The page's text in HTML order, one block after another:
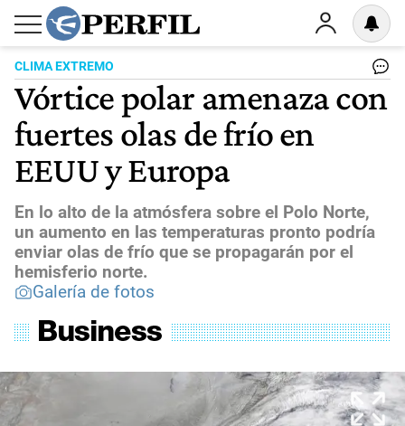
CLIMA EXTREMO
Vórtice polar amenaza con
fuertes olas de frío en
EEUU y Europa
En lo alto de la atmósfera sobre el Polo Norte,
un aumento en las temperaturas pronto podría
enviar olas de frío que se propagarán por el
hemisferio norte.
Galería de fotos